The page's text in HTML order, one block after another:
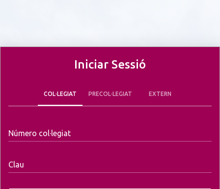
Iniciar Sessió
COL·LEGIAT PRECOL·LEGIAT EXTERN
Número col·legiat
Clau